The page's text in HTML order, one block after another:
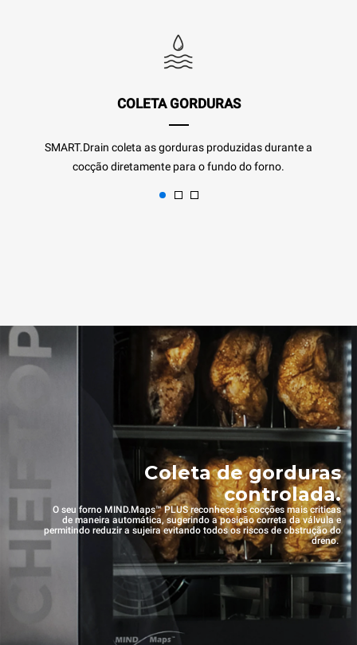
COLETA GORDURAS
SMART.Drain coleta as gorduras produzidas durante a
cocção diretamente para o fundo do forno.
Coleta de gorduras
controlada.
O seu forno MIND.Maps™ PLUS reconhece as cocções mais criticas
de maneira automática, sugerindo a posição correta da válvula e
permitindo reduzir a sujeira evitando todos os riscos de obstrução do
dreno.